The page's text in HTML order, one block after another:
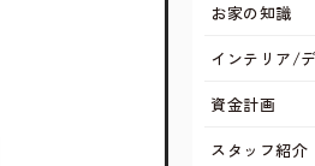
お家の知識
インテリア/
資金計画
スタッフ紹介